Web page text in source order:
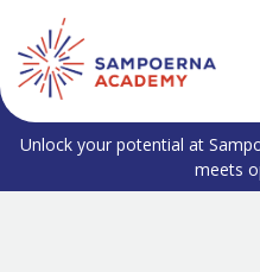
Unlock your potential at
meets